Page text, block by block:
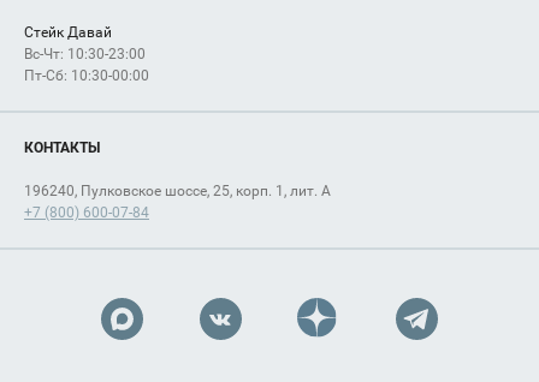
Стейк Давай
Вс-Чт: 10:30-23:00
Пт-Сб: 10:30-00:00
КОНТАКТЫ
196240, Пулковское шоссе, 25, корп. 1, лит. А
+7 (800) 600-07-84